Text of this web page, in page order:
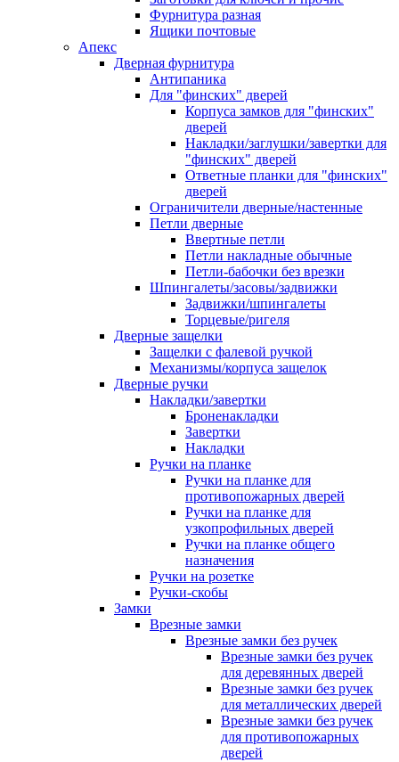
Фурнитура разная
Ящики почтовые
Апекс
Дверная фурнитура
Антипаника
Для "финских" дверей
Корпуса замков для "финских"
дверей
Накладки/заглушки/завертки для
"финских" дверей
Ответные планки для "финских"
дверей
Ограничители дверные/настенные
Петли дверные
Ввертные петли
Петли накладные обычные
Петли-бабочки без врезки
Шпингалеты/засовы/задвижки
Задвижки/шпингалеты
Торцевые/ригеля
Дверные защелки
Защелки с фалевой ручкой
Механизмы/корпуса защелок
Дверные ручки
Накладки/завертки
Броненакладки
Завертки
Накладки
Ручки на планке
Ручки на планке для
противопожарных дверей
Ручки на планке для
узкопрофильных дверей
Ручки на планке общего
назначения
Ручки на розетке
Ручки-скобы
Замки
Врезные замки
Врезные замки без ручек
Врезные замки без ручек
для деревянных дверей
Врезные замки без ручек
для металлических дверей
Врезные замки без ручек
для противопожарных
дверей